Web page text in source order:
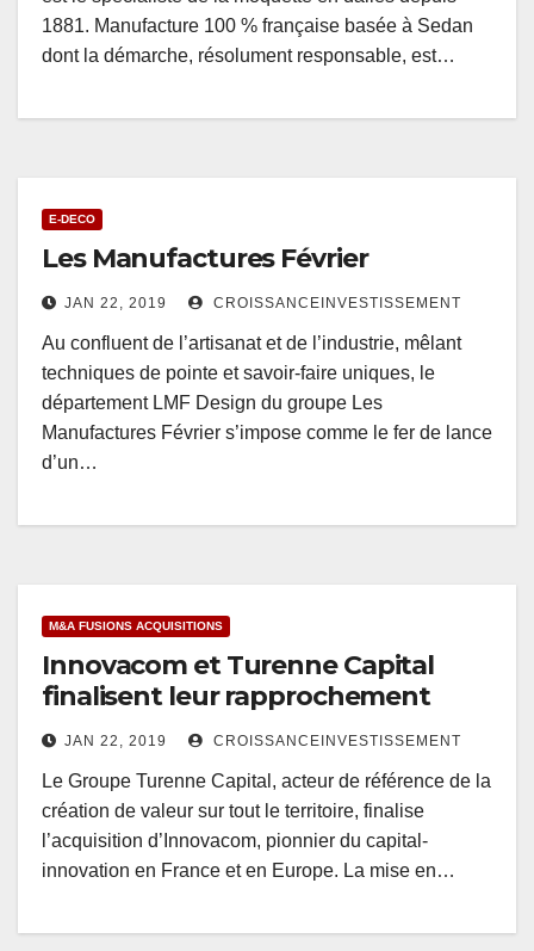
1881. Manufacture 100 % française basée à Sedan
dont la démarche, résolument responsable, est…
E-DECO
Les Manufactures Février
JAN 22, 2019 CROISSANCEINVESTISSEMENT
Au confluent de l’artisanat et de l’industrie, mêlant
techniques de pointe et savoir-faire uniques, le
département LMF Design du groupe Les
Manufactures Février s’impose comme le fer de lance
d’un…
M&A FUSIONS ACQUISITIONS
Innovacom et Turenne Capital
finalisent leur rapprochement
JAN 22, 2019 CROISSANCEINVESTISSEMENT
Le Groupe Turenne Capital, acteur de référence de la
création de valeur sur tout le territoire, finalise
l’acquisition d’Innovacom, pionnier du capital-
innovation en France et en Europe. La mise en…